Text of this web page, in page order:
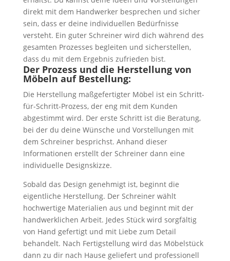
direkt mit dem Handwerker besprechen und sicher
sein, dass er deine individuellen Bedürfnisse
versteht. Ein guter Schreiner wird dich während des
gesamten Prozesses begleiten und sicherstellen,
dass du mit dem Ergebnis zufrieden bist.
Der Prozess und die Herstellung von
Möbeln auf Bestellung:
Die Herstellung maßgefertigter Möbel ist ein Schritt-
für-Schritt-Prozess, der eng mit dem Kunden
abgestimmt wird. Der erste Schritt ist die Beratung,
bei der du deine Wünsche und Vorstellungen mit
dem Schreiner besprichst. Anhand dieser
Informationen erstellt der Schreiner dann eine
individuelle Designskizze.
Sobald das Design genehmigt ist, beginnt die
eigentliche Herstellung. Der Schreiner wählt
hochwertige Materialien aus und beginnt mit der
handwerklichen Arbeit. Jedes Stück wird sorgfältig
von Hand gefertigt und mit Liebe zum Detail
behandelt. Nach Fertigstellung wird das Möbelstück
dann zu dir nach Hause geliefert und professionell